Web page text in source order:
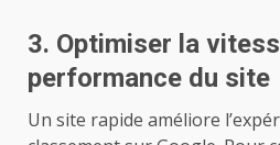
3. Optimiser la
performance du site
Un site rapide améliore